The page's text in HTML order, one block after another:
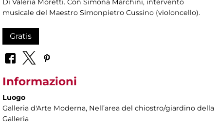
Di Valeria Moretti. Con Simona Marchini, intervento
musicale del Maestro Simonpietro Cussino (violoncello).
Gratis
Informazioni
Luogo
Galleria d'Arte Moderna, Nellʼarea del chiostro/giardino della
Galleria